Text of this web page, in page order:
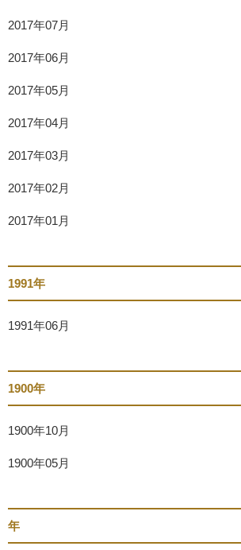
2017年07月
2017年06月
2017年05月
2017年04月
2017年03月
2017年02月
2017年01月
1991年
1991年06月
1900年
1900年10月
1900年05月
年